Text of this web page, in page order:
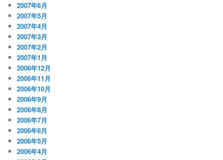
2007年6月
2007年5月
2007年4月
2007年3月
2007年2月
2007年1月
2006年12月
2006年11月
2006年10月
2006年9月
2006年8月
2006年7月
2006年6月
2006年5月
2006年4月